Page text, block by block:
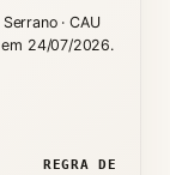
· CAU
24/07/2026.
REGRA DE